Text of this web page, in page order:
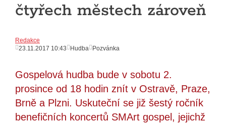
čtyřech městech zároveň
Redakce
23.11.2017 10:43
Hudba Pozvánka
Gospelová hudba bude v sobotu 2.
prosince od 18 hodin znít v Ostravě, Praze,
Brně a Plzni. Uskuteční se již šestý ročník
benefičních koncertů SMArt gospel, jejichž